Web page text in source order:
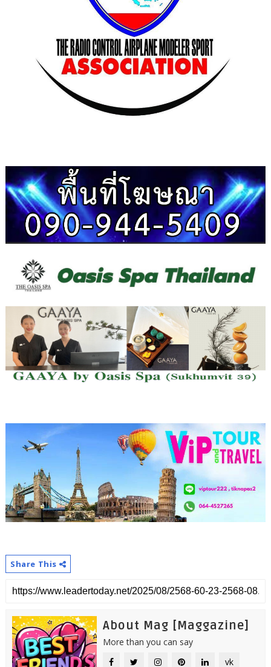
Share This
About Mag [Maggazine]
More than you can say
vk